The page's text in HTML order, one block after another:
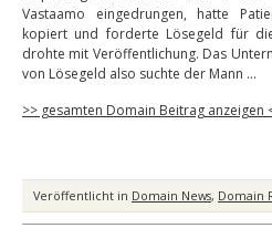
Vastaamo eingedrungen, hatte
kopiert und forderte Lösegeld für
drohte mit Veröffentlichung. Das
von Lösegeld also suchte der Mann …
>> gesamten Domain Beitrag anzeigen
Veröffentlicht in Domain News, Domain